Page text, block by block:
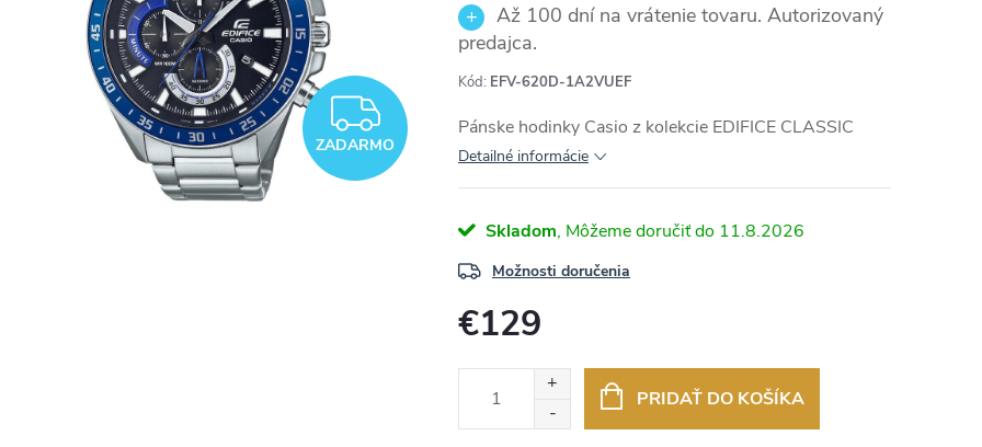
ZADARMO
ZADARMO
Až 100 dní na vrátenie tovaru. Autorizovaný
predajca.
Kód: EFV-620D-1A2VUEF
Pánske hodinky Casio z kolekcie EDIFICE CLASSIC
Detailné informácie
Skladom 11.8.2026
Možnosti doručenia
€129
PRIDAŤ DO KOŠÍKA